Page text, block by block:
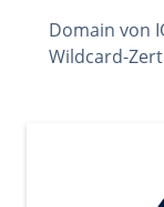
Domain von
Wildcard-